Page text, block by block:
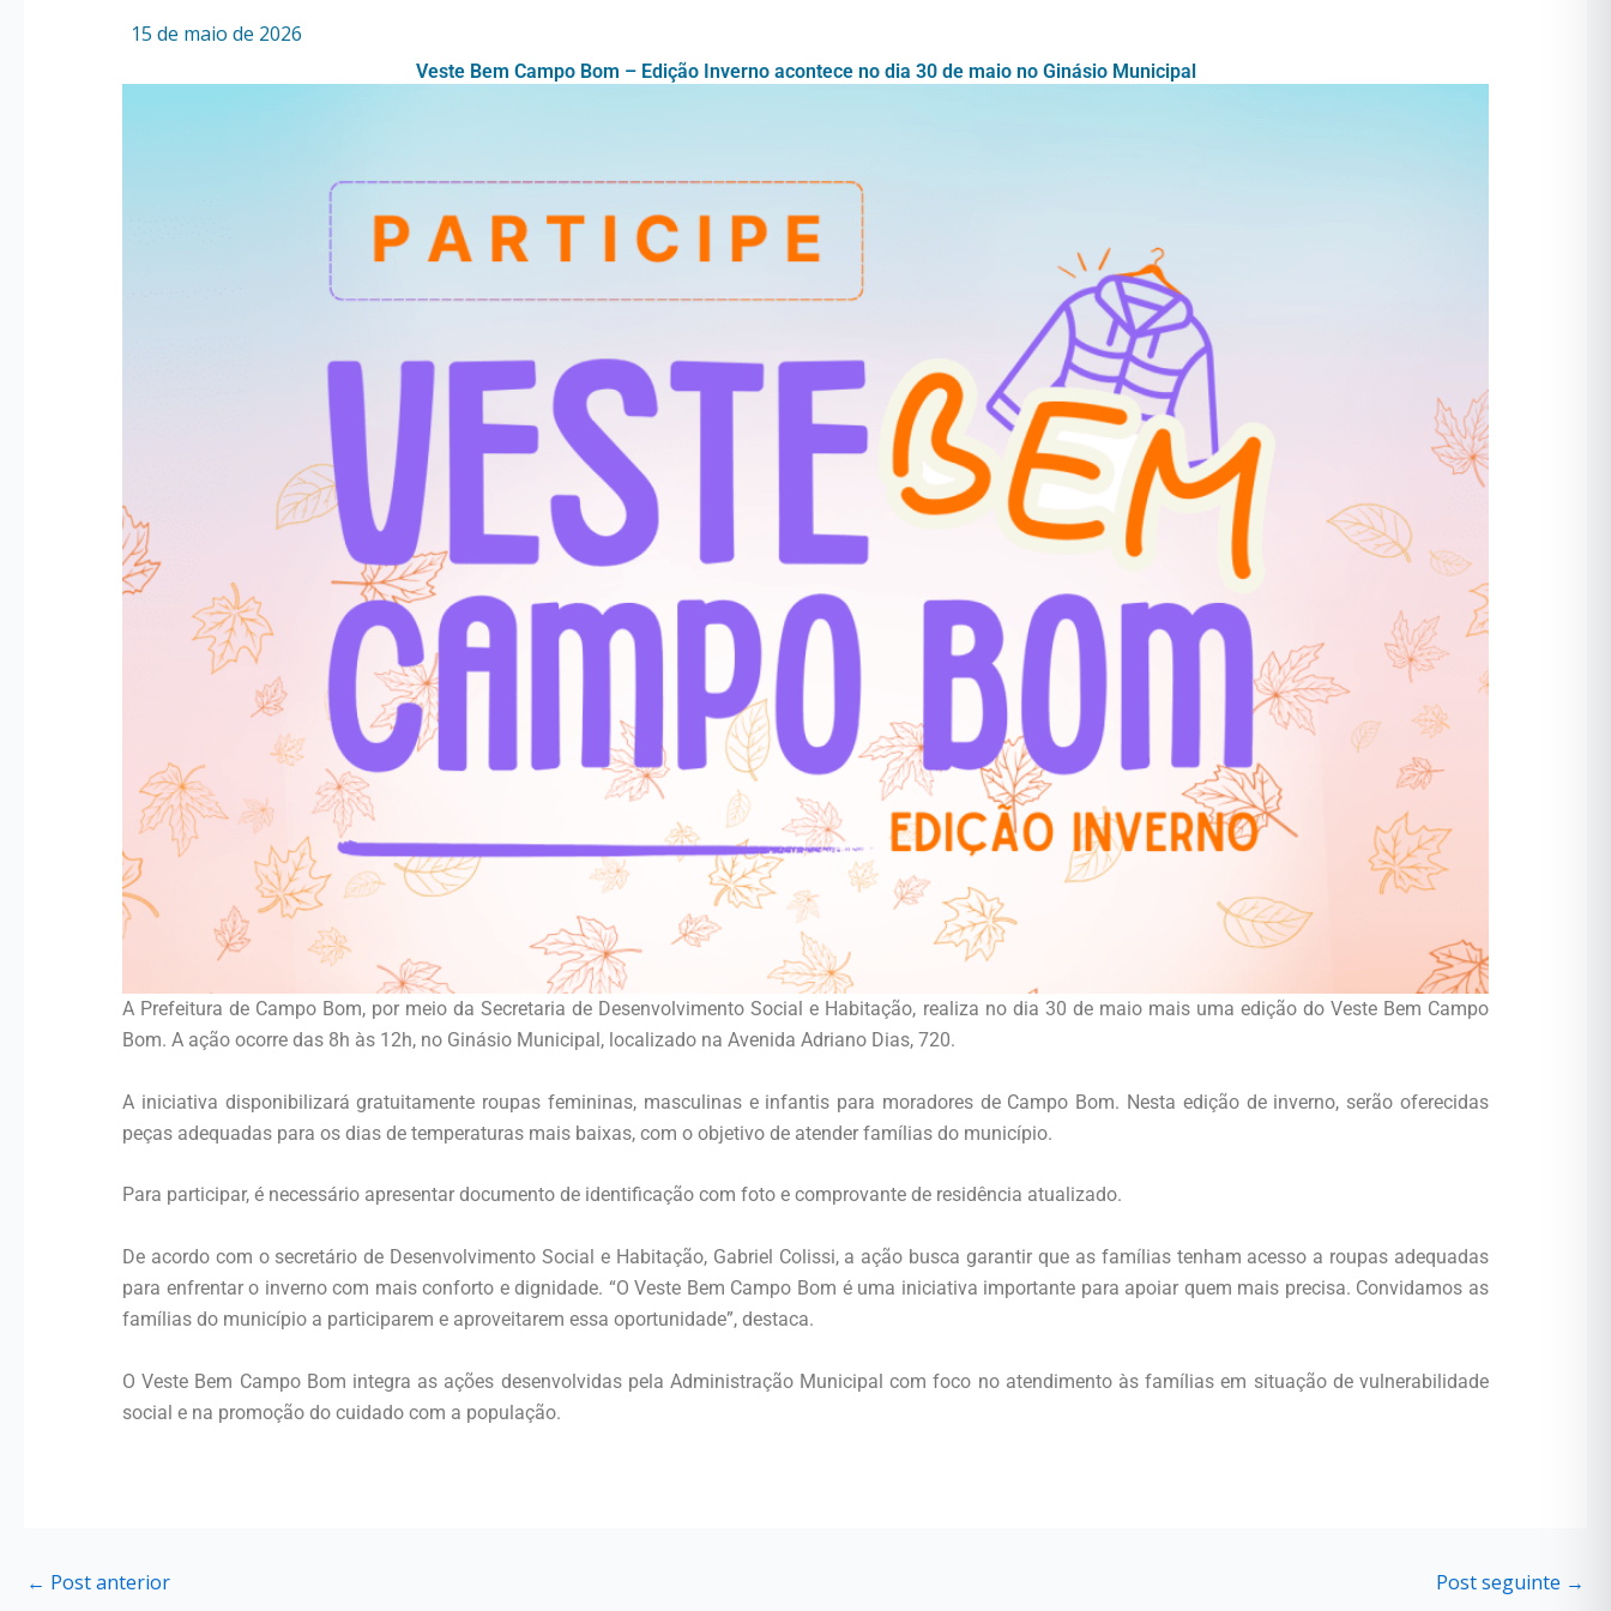
15 de maio de 2026
Veste Bem Campo Bom – Edição Inverno acontece no dia 30 de maio no Ginásio Municipal
A Prefeitura de Campo Bom, por meio da Secretaria de Desenvolvimento Social e Habitação, realiza no dia 30 de maio mais uma edição do Veste Bem Campo
Bom. A ação ocorre das 8h às 12h, no Ginásio Municipal, localizado na Avenida Adriano Dias, 720.
A iniciativa disponibilizará gratuitamente roupas femininas, masculinas e infantis para moradores de Campo Bom. Nesta edição de inverno, serão oferecidas
peças adequadas para os dias de temperaturas mais baixas, com o objetivo de atender famílias do município.
Para participar, é necessário apresentar documento de identificação com foto e comprovante de residência atualizado.
De acordo com o secretário de Desenvolvimento Social e Habitação, Gabriel Colissi, a ação busca garantir que as famílias tenham acesso a roupas adequadas
para enfrentar o inverno com mais conforto e dignidade. “O Veste Bem Campo Bom é uma iniciativa importante para apoiar quem mais precisa. Convidamos as
famílias do município a participarem e aproveitarem essa oportunidade”, destaca.
O Veste Bem Campo Bom integra as ações desenvolvidas pela Administração Municipal com foco no atendimento às famílias em situação de vulnerabilidade
social e na promoção do cuidado com a população.
← Post anterior Post seguinte →